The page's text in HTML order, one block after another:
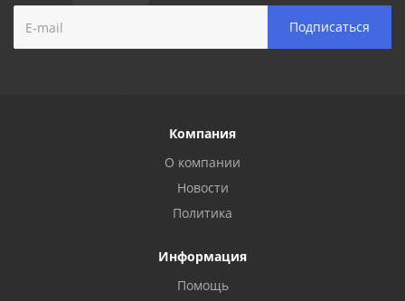
Компания
О компании
Новости
Политика
Информация
Помощь